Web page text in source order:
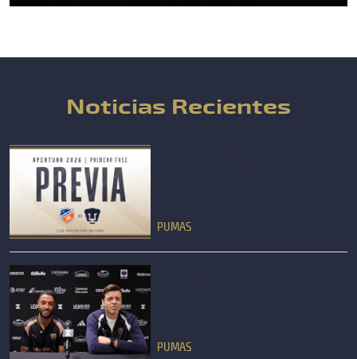
Noticias Recientes
PUMAS
PUMAS